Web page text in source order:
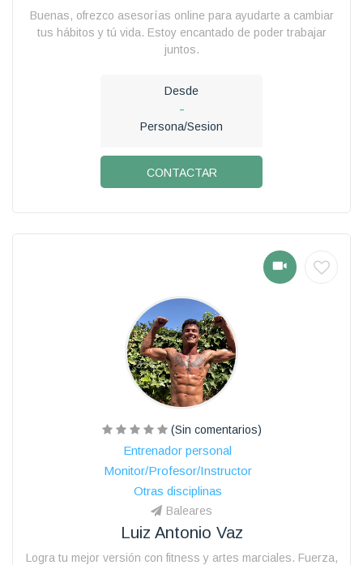
Buenas, ofrezco asesorías online para ayudarte a cambiar
tus hábitos y tú vida. Estoy encantado de poder trabajar
juntos.
Desde
-
Persona/Sesion
CONTACTAR
(Sin comentarios)
Entrenador personal
Monitor/Profesor/Instructor
Otras disciplinas
Baleares
Luiz Antonio Vaz
Logra tu mejor versión con fitness y artes marciales. Fuerza,